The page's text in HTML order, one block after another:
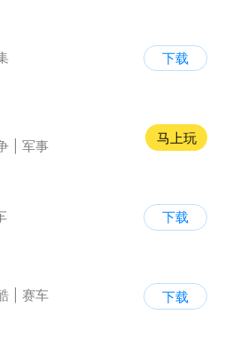
下载
军事
马上玩
下载
赛车
下载